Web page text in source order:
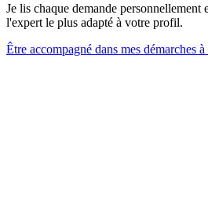
Je lis chaque demande personnellement
l'expert le plus adapté à votre profil.
Être accompagné dans mes démarches